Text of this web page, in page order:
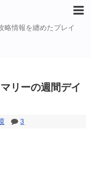
略情報を纏めたプレイ
リーの週間デイ
3